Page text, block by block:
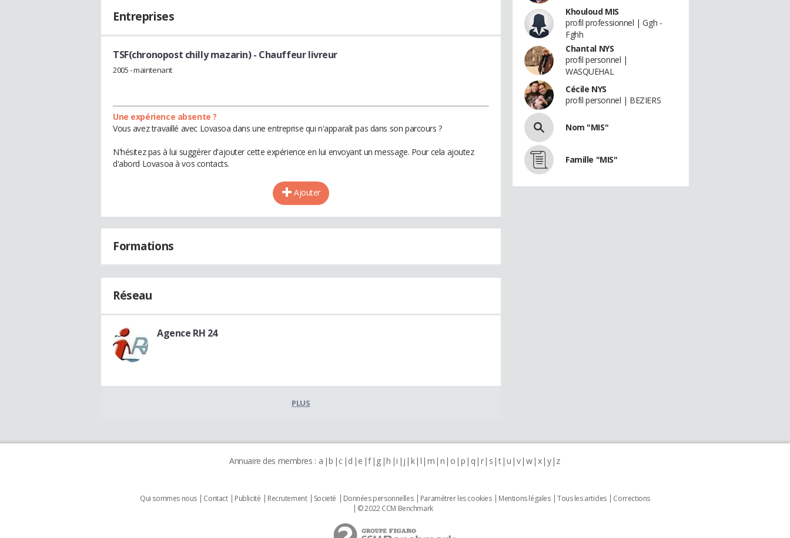
Entreprises
TSF(chronopost chilly mazarin)- Chauffeur livreur
2005 - maintenant
Une expérience absente ?
Vous avez travaillé avec Lovasoa dans une entreprise qui n'apparaît pas dans son parcours ?
N'hésitez pas à lui suggérer d'ajouter cette expérience en lui envoyant un message. Pour cela ajoutez
d'abord Lovasoa à vos contacts.
Ajouter
Formations
Réseau
Agence RH 24
PLUS
Khouloud MIS
profil professionnel | Ggh -
Fghh
Chantal NYS
profil personnel |
WASQUEHAL
Cécile NYS
profil personnel | BEZIERS
Nom "MIS"
Famille "MIS"
Annuaire des membres : a b c d e f g h i j k l m n o p q r s t u v w x y z
Qui sommes nous Contact Publicité Recrutement Societé Données personnelles Paramétrer les cookies Mentions légales Tous les articles
Corrections
© 2022 CCM Benchmark